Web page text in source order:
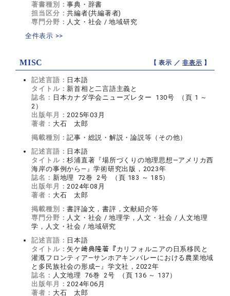
著書種別：事典・辞書
担当区分：共編者(共編著者)
専門分野： 人文・社会 / 地域研究
全件表示 >>
MISC 【 表示 ／非表示 】
記述言語： 日本語
タイトル： 新首相と二言語主義と
誌名： 日本カナダ学会ニューズレター 130号 （頁 1 ～
2）
出版年月：2025年03月
著者： 大石 太郎
掲載種別：記事・総説・解説・論説等（その他）
記述言語： 日本語
タイトル：杉浦直著『場所づくりの地理思想―アメリカ西
海岸の事例から―』学術研究出版，2023年
誌名： 新地理 72巻 2号 （頁 183 ～ 185）
出版年月：2024年08月
著者： 大石 太郎
掲載種別：書評論文，書評，文献紹介等
専門分野： 人文・社会 / 地理学，人文・社会 / 人文地理
学，人文・社会 / 地域研究
記述言語： 日本語
タイトル： 矢ケ﨑典隆著『カリフォルニアの日系移民と
灌漑フロンティア―サンホアキンバレーにおける農業地域
と多民族社会の形成―』学文社，2022年
誌名： 人文地理 76巻 2号 （頁 136 ～ 137）
出版年月：2024年06月
著者： 大石 太郎